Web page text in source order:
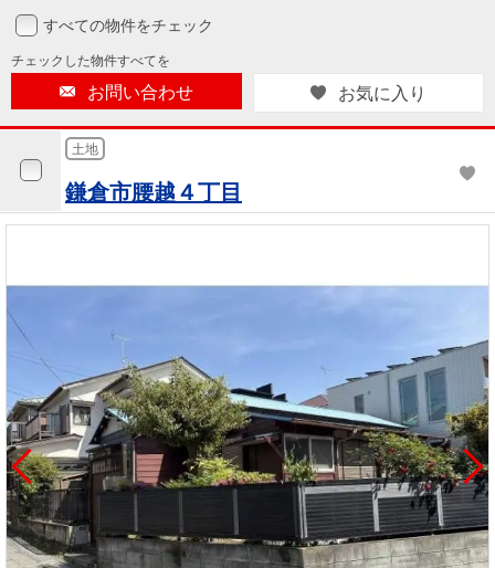
中古
マン
ショ
探す
築・
中古
を探
物
件
を
探
す
用物
購入向け
住宅ロー
住まい1プ
無
料
査
却
相
試算
売却向け
サービス
周辺相場
検索
住まい1プ
ラス（お
役立ちコ
ラム）
店舗のご
案内（首
都圏）
古屋）
案内（関
西）
ごあいさ
つ
Way
経営ビジ
ョン
沿革
本社地
ニュース
（電子ブ
ック版）
新卒採用
情報
採用情報
法人のお客さま
提携企業にお勤めの方
すべての物件をチェック
チェックした物件すべてを
お問い合わせ お気に入り
土地
鎌倉市腰越４丁目